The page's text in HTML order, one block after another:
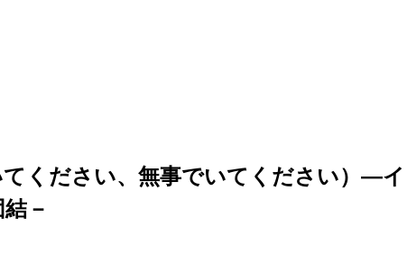
ください、無事でいてください）―イ
－